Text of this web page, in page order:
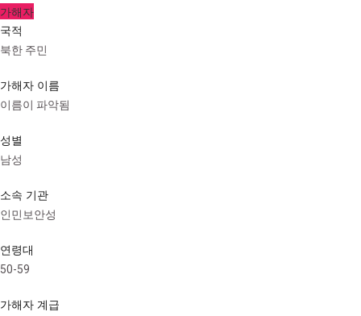
가해자
국적
북한 주민
가해자 이름
이름이 파악됨
성별
남성
소속 기관
인민보안성
연령대
50-59
가해자 계급